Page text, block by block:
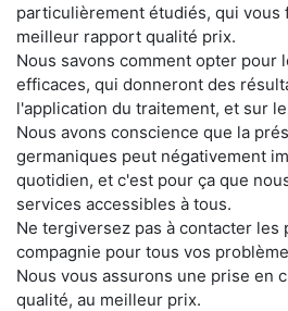
particulièrement étudiés, qui vous
meilleur rapport qualité prix.
Nous savons comment opter pour
efficaces, qui donneront des
l'application du traitement, et sur
Nous avons conscience que la
germaniques peut négativement
quotidien, et c'est pour ça que
services accessibles à tous.
Ne tergiversez pas à contacter
compagnie pour tous vos
Nous vous assurons une prise en
qualité, au meilleur prix.